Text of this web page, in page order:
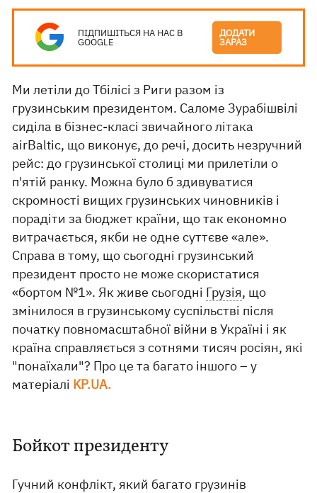
ПІДПИШІТЬСЯ НА НАС В
GOOGLE
ДОДАТИ
ЗАРАЗ
Ми летіли до Тбілісі з Риги разом із
грузинським президентом. Саломе Зурабішвілі
сиділа в бізнес-класі звичайного літака
airBaltic, що виконує, до речі, досить незручний
рейс: до грузинської столиці ми прилетіли о
п'ятій ранку. Можна було б здивуватися
скромності вищих грузинських чиновників і
порадіти за бюджет країни, що так економно
витрачається, якби не одне суттєве «але».
Справа в тому, що сьогодні грузинський
президент просто не може скористатися
«бортом №1». Як живе сьогодні Грузія, що
змінилося в грузинському суспільстві після
початку повномасштабної війни в Україні і як
країна справляється з сотнями тисяч росіян, які
"понаїхали"? Про це та багато іншого – у
матеріалі KP.UA.
Бойкот президенту
Гучний конфлікт, який багато грузинів